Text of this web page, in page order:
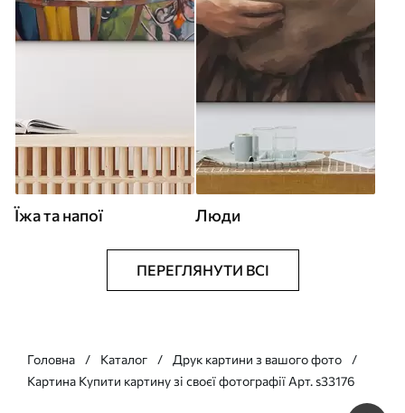
Їжа та напої Люди
ПЕРЕГЛЯНУТИ ВСІ
Головна Каталог
Друк картини з вашого фото
Картина Купити картину зі своєї фотографії Арт. s33176